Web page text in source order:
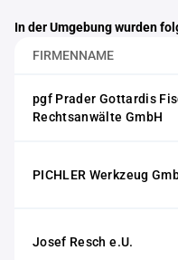
In der Umgebung wurden
FIRMENNAME
pgf Prader Gottardis
Rechtsanwälte GmbH
PICHLER Werkzeug
Josef Resch e.U.